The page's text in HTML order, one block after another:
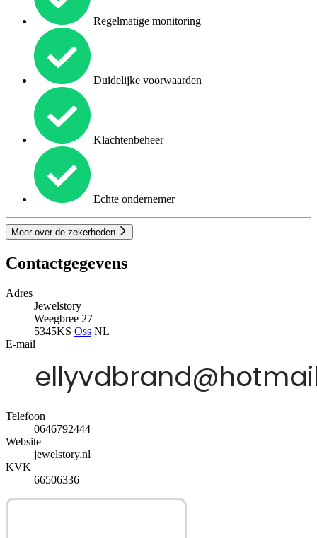
Regelmatige monitoring
Duidelijke voorwaarden
Klachtenbeheer
Echte ondernemer
Meer over de zekerheden
Contactgegevens
Adres
Jewelstory
Weegbree 27
5345KS Oss NL
E-mail
Telefoon
0646792444
Website
jewelstory.nl
KVK
66506336